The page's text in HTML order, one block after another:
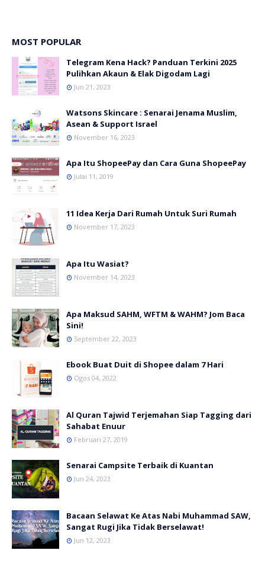
MOST POPULAR
Telegram Kena Hack? Panduan Terkini 2025
Pulihkan Akaun & Elak Digodam Lagi
Jun 21, 2023
Watsons Skincare : Senarai Jenama Muslim,
Asean & Support Israel
November 16, 2023
Apa Itu ShopeePay dan Cara Guna ShopeePay
Julai 11, 2019
11 Idea Kerja Dari Rumah Untuk Suri Rumah
November 17, 2023
Apa Itu Wasiat?
November 14, 2023
Apa Maksud SAHM, WFTM & WAHM? Jom Baca
Sini!
September 22, 2023
Ebook Buat Duit di Shopee dalam 7 Hari
Ogos 04, 2022
Al Quran Tajwid Terjemahan Siap Tagging dari
Sahabat Enuur
Februari 27, 2019
Senarai Campsite Terbaik di Kuantan
Jun 24, 2023
Bacaan Selawat Ke Atas Nabi Muhammad SAW,
Sangat Rugi Jika Tidak Berselawat!
Jun 12, 2023